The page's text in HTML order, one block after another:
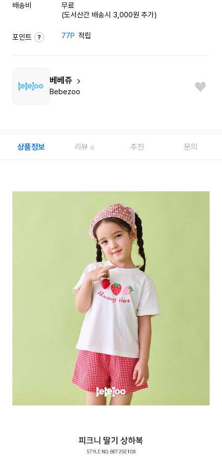
배송비
무료
(도서산간 배송시 3,000원 추가)
포인트 77P 적립
베베쥬
Bebezoo
상품정보 리뷰 0 추천 문의